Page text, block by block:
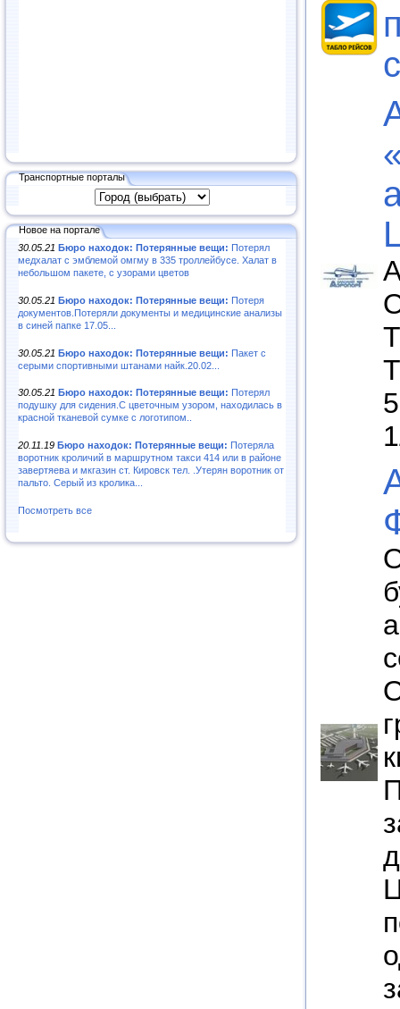
Транспортные порталы
Новое на портале
30.05.21 Бюро находок: Потерянные вещи: Потерял
медхалат с эмблемой омгму в 335 троллейбусе. Халат в
небольшом пакете, с узорами цветов
30.05.21 Бюро находок: Потерянные вещи: Потеря
документов.Потеряли документы и медицинские анализы
в синей папке 17.05...
30.05.21 Бюро находок: Потерянные вещи: Пакет с
серыми спортивными штанами найк.20.02...
30.05.21 Бюро находок: Потерянные вещи: Потерял
подушку для сидения.С цветочным узором, находилась в
красной тканевой сумке с логотипом..
20.11.19 Бюро находок: Потерянные вещи: Потеряла
воротник кроличий в маршрутном такси 414 или в районе
завертяева и мкгазин ст. Кировск тел. .Утерян воротник от
пальто. Серый из кролика...
Посмотреть все